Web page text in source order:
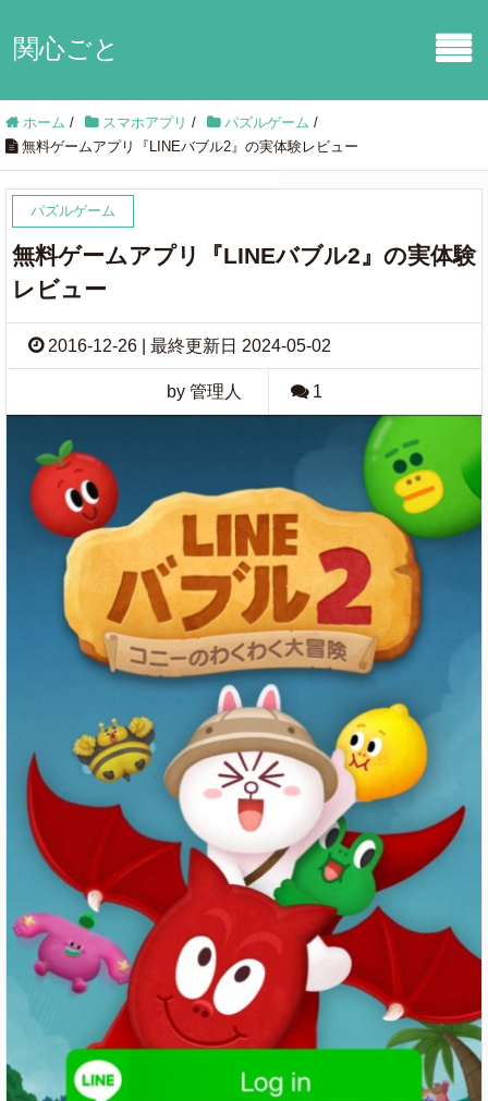
関心ごと
ホーム / スマホアプリ / パズルゲーム /
無料ゲームアプリ『LINEバブル2』の実体験レビュー
パズルゲーム
無料ゲームアプリ『LINEバブル2』の実体験
レビュー
2016-12-26 | 最終更新日 2024-05-02
by 管理人 1